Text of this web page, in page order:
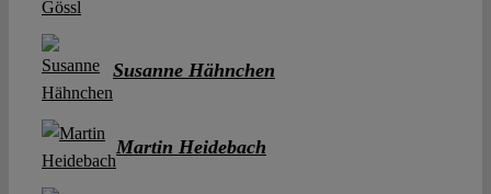
Susanne Hähnchen
Martin Heidebach